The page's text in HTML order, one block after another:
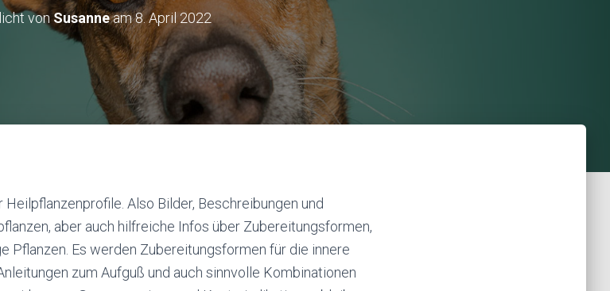
vonSusanneam8. April 2022
Also Bilder, Beschreibungen und
aber auch hilfreiche Infos über Zubereitungsformen,
Pflanzen. Es werden Zubereitungsformen für die innere
zum Aufguß und auch sinnvolle Kombinationen